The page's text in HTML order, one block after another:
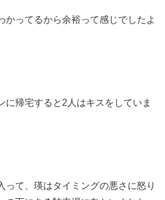
かってるから余裕って感じでしたよ
に帰宅すると2人はキスをしていま
って、瑛はタイミングの悪さに怒り